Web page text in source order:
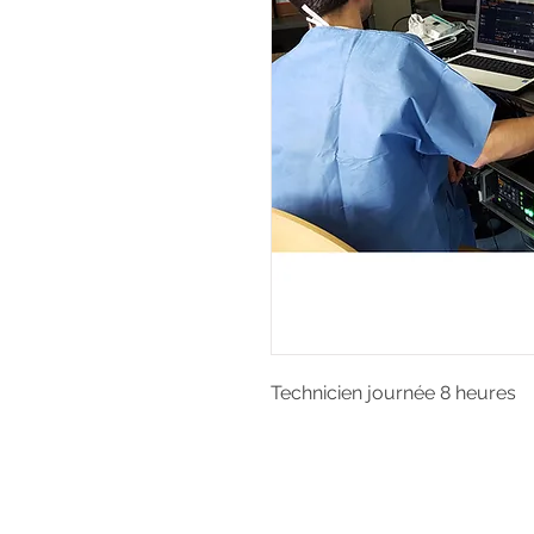
Technicien journée 8 heures